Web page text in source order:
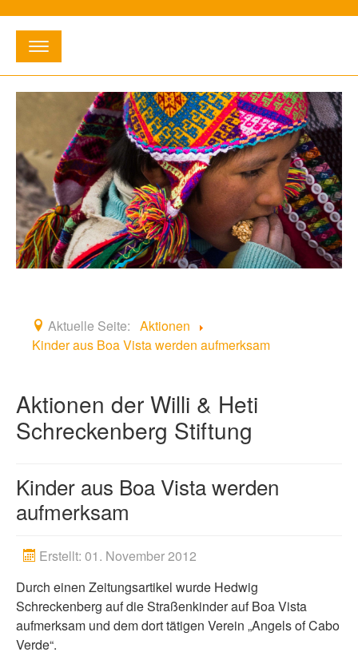
...
E-Mail:info@willihetischreckenbergstiftung.de•
Telefon:02363 - 3 12 16
Startseite
Entstehung
Aktionen
Artikel
Aktuelle Seite: Aktionen
Kinder aus Boa Vista werden aufmerksam
Aktionen der Willi & Heti
Schreckenberg Stiftung
Kinder aus Boa Vista werden
aufmerksam
Erstellt: 01. November 2012
Durch einen Zeitungsartikel wurde Hedwig
Schreckenberg auf die Straßenkinder auf Boa Vista
aufmerksam und dem dort tätigen Verein „Angels of Cabo
Verde“.